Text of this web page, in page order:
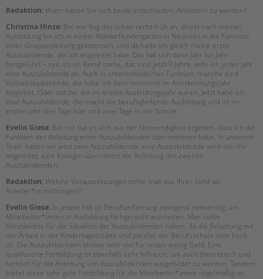
STADTTEILARBEIT
PROFIL | LEITBILD
Bereiche im Überblick
Kinder- und Jugendschutz
Unsere Videos
Gesellschafter VdK
schoolcoach BTL
tandem international
KARRIERE
Stellenangebote
tandem als Arbeitgeberin
NEWS/BLOG
unkuerzbar
Briefe an Kai
PRESSE
Redaktion:Wann haben Sie sich beide entschieden, Anleiterin zu werden?
Christina Hinze: Bei mir fing das schon recht früh an, direkt nach meiner
Ausbildung bin ich in einem Waldorfkindergarten in Neukölln in die Funktion
einer Gruppenleitung gekommen, und da hatte ich gleich meine erste
Auszubildende, die ich angeleitet habe. Das hat sich dann Jahr für Jahr
fortgeführt – seit ich im Beruf stehe, das sind jetzt 9 Jahre, leite ich jedes Jahr
eine Auszubildende an. Auch in unterschiedlicher Funktion, manche sind
Vollzeitstudierende, die habe ich dann meistens im Anerkennungsjahr
begleitet. Oder solche, die im ersten Ausbildungsjahr waren. Jetzt habe ich
eine Auszubildende, die macht die berufsgleitende Ausbildung und ist im
ersten Jahr drei Tage hier und zwei Tage in der Schule.
Evelin Giese: Bei mir hat es sich aus der Notwendigkeit ergeben, dass ich die
Funktion der Anleitung einer Auszubildenden übernommen habe. In unserem
Team haben wir jetzt zwei Auszubildende, eine Auszubildende wird von mir
angeleitet, eine Kollegin übernimmt die Anleitung der zweiten
Auszubildenden.
Redaktion:Welche Voraussetzungen sollte man aus Ihrer Sicht als
Anleiter*in mitbringen?
Evelin Giese: In jedem Fall ist Berufserfahrung zwingend notwendig, um
Mitarbeiter*innen in Ausbildung fachgerecht anzuleiten. Man sollte
Verständnis für die Situation der Auszubildenden haben, da die Belastung mit
der Arbeit in der Kindertagesstätte und parallel der Berufsschule sehr hoch
ist. Die Auszubildenden leisten sehr viel für relativ wenig Geld. Eine
qualifizierte Fortbildung ist ebenfalls sehr hilfreich, um auch theoretisch und
fachlich für die Anleitung von Auszubildenden ausgebildet zu werden. Tandem
bietet diese sehr gute Fortbildung für die Mitarbeiter*innen regelmäßig an.